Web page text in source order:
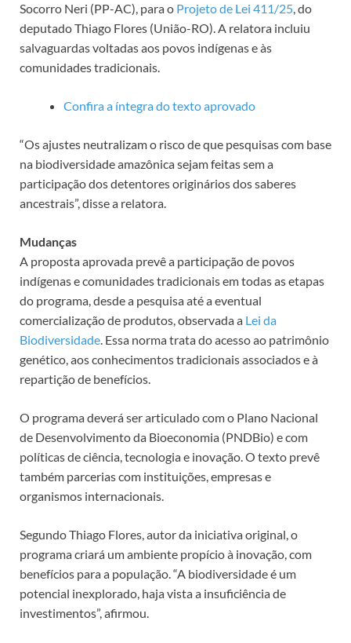
Socorro Neri (PP-AC), para o Projeto de Lei 411/25, do
deputado Thiago Flores (União-RO). A relatora incluiu
salvaguardas voltadas aos povos indígenas e às
comunidades tradicionais.
Confira a íntegra do texto aprovado
“Os ajustes neutralizam o risco de que pesquisas com base
na biodiversidade amazônica sejam feitas sem a
participação dos detentores originários dos saberes
ancestrais”, disse a relatora.
Mudanças
A proposta aprovada prevê a participação de povos
indígenas e comunidades tradicionais em todas as etapas
do programa, desde a pesquisa até a eventual
comercialização de produtos, observada a Lei da
Biodiversidade. Essa norma trata do acesso ao patrimônio
genético, aos conhecimentos tradicionais associados e à
repartição de benefícios.
O programa deverá ser articulado com o Plano Nacional
de Desenvolvimento da Bioeconomia (PNDBio) e com
políticas de ciência, tecnologia e inovação. O texto prevê
também parcerias com instituições, empresas e
organismos internacionais.
Segundo Thiago Flores, autor da iniciativa original, o
programa criará um ambiente propício à inovação, com
benefícios para a população. “A biodiversidade é um
potencial inexplorado, haja vista a insuficiência de
investimentos”, afirmou.